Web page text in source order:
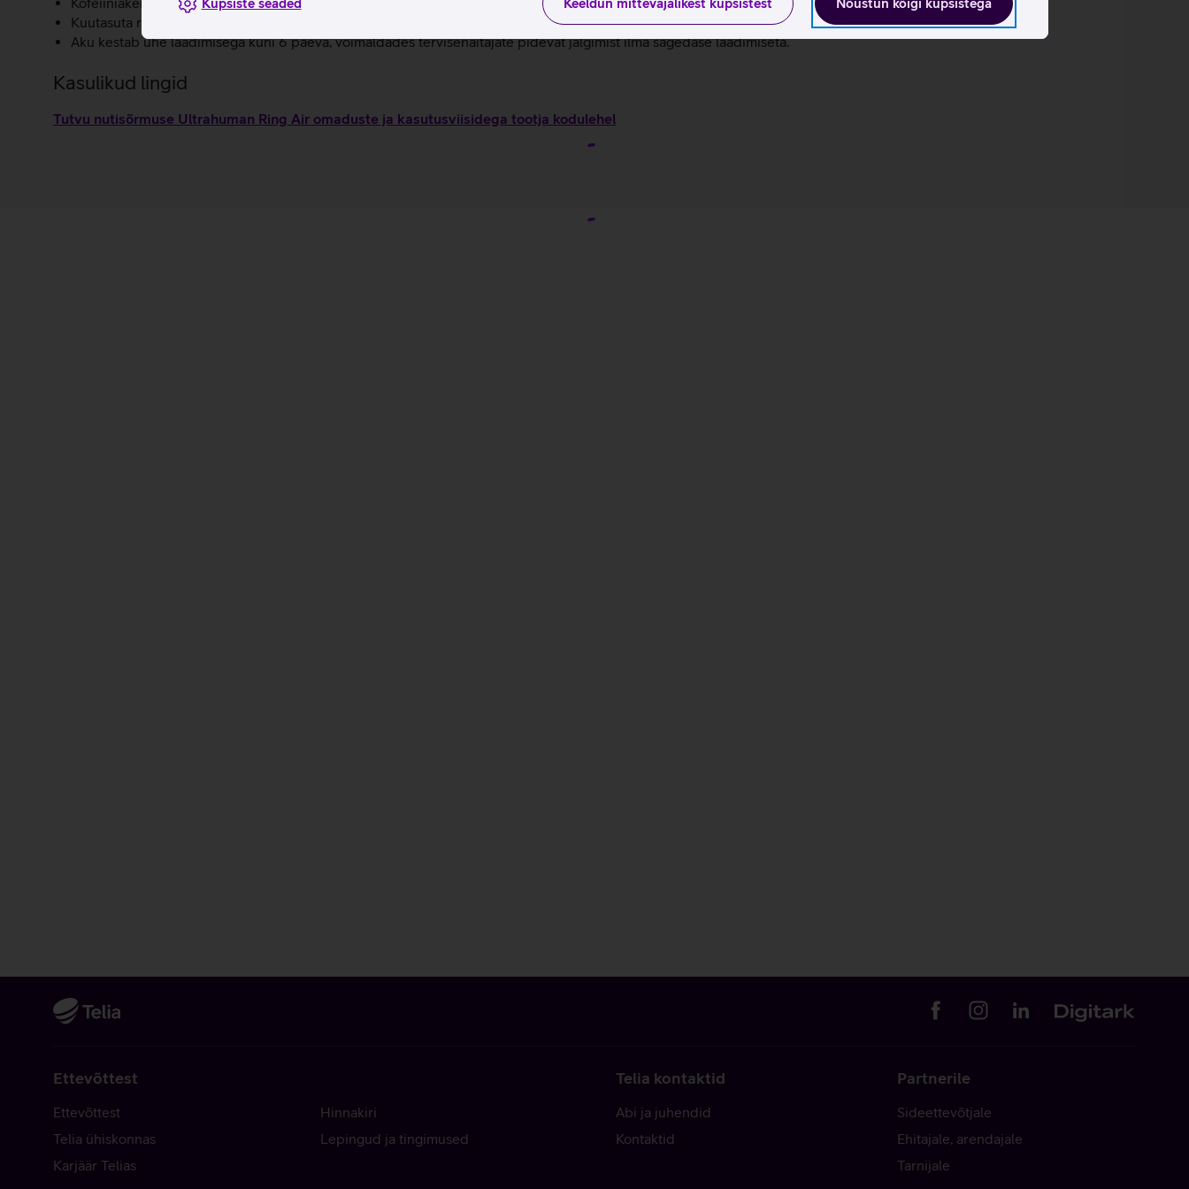
Nõustun kõigi küpsistega
Keeldun mittevajalikest küpsistest
Küpsiste seaded
Kuutasuta rakendus: Ultrahumani detailne äpp ja kõik terviseandmed on kasutatavad ilma igasuguse kuutasuta.
Aku kestab ühe laadimisega kuni 6 päeva, võimaldades tervisenäitajate pidevat jälgimist ilma sagedase laadimiseta.
Kasulikud lingid
Tutvu nutisõrmuse Ultrahuman Ring Air omaduste ja kasutusviisidega tootja kodulehel
Ettevõttest
Ettevõttest
Telia ühiskonnas
Karjäär Telias
Hinnakiri
Lepingud ja tingimused
Telia kontaktid
Abi ja juhendid
Kontaktid
Partnerile
Sideettevõtjale
Ehitajale, arendajale
Tarnijale